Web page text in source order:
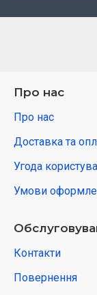
Про нас
Про нас
Доставка та
Угода
Умови
Контакти
Повернення